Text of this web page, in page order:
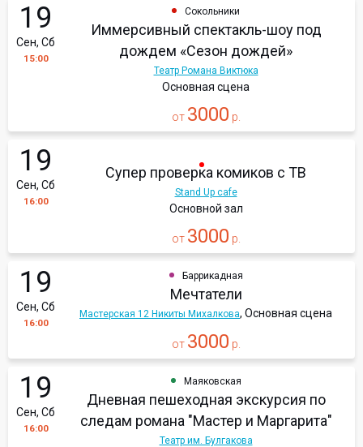
19
Сен, Сб
15:00
Сокольники
Иммерсивный спектакль-шоу под
дождем «Сезон дождей»
Театр Романа Виктюка
Основная сцена
от 3000 р.
19
Сен, Сб
16:00
Супер проверка комиков с ТВ
Stand Up cafe
Основной зал
от 3000 р.
19
Сен, Сб
16:00
Баррикадная
Мечтатели
Мастерская 12 Никиты Михалкова, Основная сцена
от 3000 р.
19
Сен, Сб
16:00
Маяковская
Дневная пешеходная экскурсия по
следам романа "Мастер и Маргарита"
Театр им. Булгакова